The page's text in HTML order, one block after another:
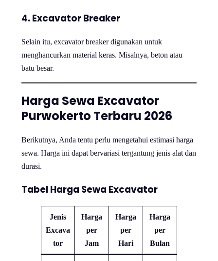
4. Excavator Breaker
Selain itu, excavator breaker digunakan untuk
menghancurkan material keras. Misalnya, beton atau
batu besar.
Harga Sewa Excavator
Purwokerto Terbaru 2026
Berikutnya, Anda tentu perlu mengetahui estimasi harga
sewa. Harga ini dapat bervariasi tergantung jenis alat dan
durasi.
Tabel Harga Sewa Excavator
Jenis
Excava
tor
Harga
per
Jam
Harga
per
Hari
Harga
per
Bulan